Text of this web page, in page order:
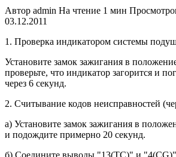
Автор admin На чтение 1 мин
03.12.2011
1. Проверка индикатором системы
Установите замок зажигания в
проверьте, что индикатор загорится и
через 6 секунд.
2. Считывание кодов неисправностей
а) Установите замок зажигания в
и подож­дите примерно 20 секунд.
б) Соедините выводы "13(ТС)" и "4(CG)"